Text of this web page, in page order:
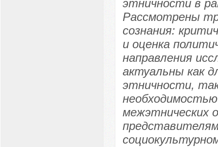
этничности в
Рассмотрены
сознания:
и оценка
направления
актуальны как
этничности,
межэтнических